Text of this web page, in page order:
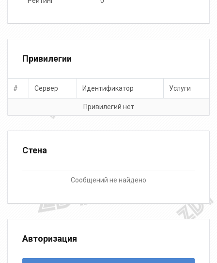
Привилегии
# Сервер Идентификатор Услуги
Привилегий нет
Стена
Сообщений не найдено
Авторизация